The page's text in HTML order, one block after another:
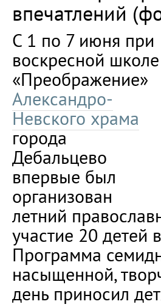
впечатлений
С 1 по 7 июня при
воскресной школе
«Преображение»
Александро-
Невского храма
города
Дебальцево
впервые был
организован
летний
участие 20 детей
Программа
насыщенной,
день приносил